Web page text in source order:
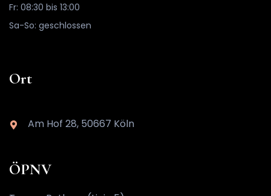
Fr: 08:30 bis 13:00
Sa-So: geschlossen
Ort
Am Hof 28, 50667 Köln
ÖPNV